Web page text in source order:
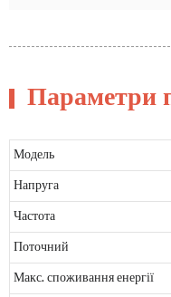
Параметри
Модель
Напруга
Частота
Поточний
Макс. споживання енергії